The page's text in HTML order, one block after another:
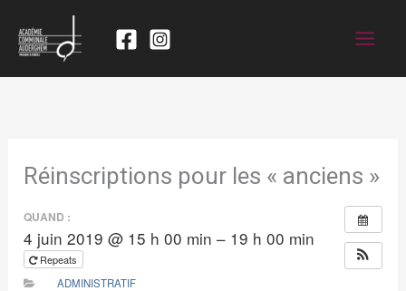
Réinscriptions pour les « anciens »
QUAND :
4 juin 2019 @ 15 h 00 min – 19 h 00 min
Repeats
ADMINISTRATIF